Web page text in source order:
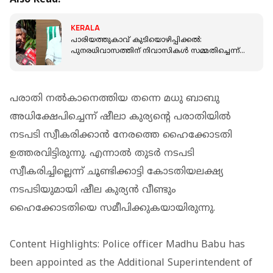
KERALA
പാരിയത്തുകാവ് കുടിയൊഴിപ്പിക്കൽ:
പുനരധിവാസത്തിന് നിവാസികൾ സമ്മതിച്ചെന്ന്
പരാതി നല്‍കാനെത്തിയ തന്നെ മധു ബാബു
അധിക്ഷേപിച്ചെന്ന് ഷീലാ കുര്യന്റെ പരാതിയില്‍
നടപടി സ്വീകരിക്കാന്‍ നേരത്തെ ഹൈക്കോടതി
ഉത്തരവിട്ടിരുന്നു. എന്നാല്‍ തുടര്‍ നടപടി
സ്വീകരിച്ചില്ലെന്ന് ചൂണ്ടിക്കാട്ടി കോടതിയലക്ഷ്യ
നടപടിയുമായി ഷീല കുര്യന്‍ വീണ്ടും
ഹൈക്കോടതിയെ സമീപിക്കുകയായിരുന്നു.
Content Highlights: Police officer Madhu Babu has
been appointed as the Additional Superintendent of